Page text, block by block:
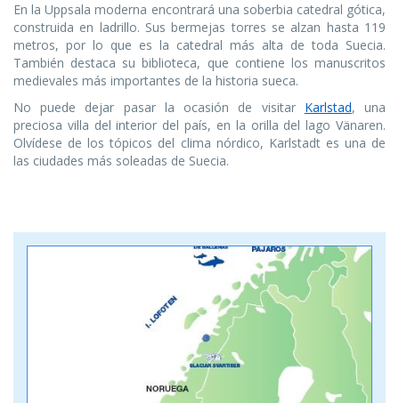
En la Uppsala moderna encontrará una soberbia catedral gótica,
construida en ladrillo. Sus bermejas torres se alzan hasta 119
metros, por lo que es la catedral más alta de toda Suecia.
También destaca su biblioteca, que contiene los manuscritos
medievales más importantes de la historia sueca.
No puede dejar pasar la ocasión de visitar Karlstad, una
preciosa villa del interior del país, en la orilla del lago Vänaren.
Olvídese de los tópicos del clima nórdico, Karlstadt es una de
las ciudades más soleadas de Suecia.